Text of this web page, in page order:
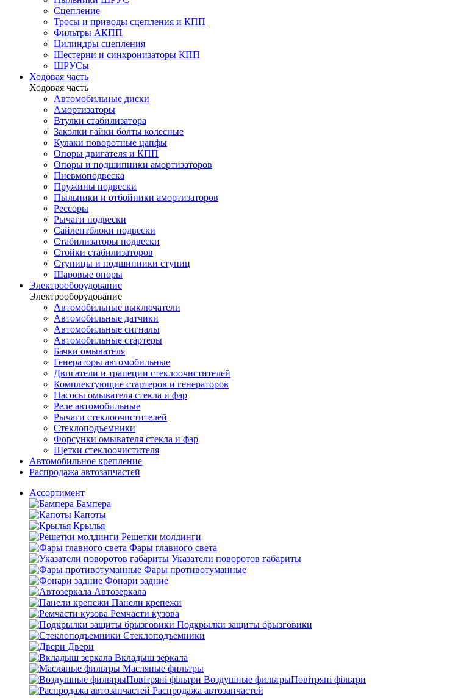
Сцепление
Тросы и приводы сцепления и КПП
Фильтры АКПП
Цилиндры сцепления
Шестерни и синхронизаторы КПП
ШРУСы
Ходовая часть
Ходовая часть
Автомобильные диски
Амортизаторы
Втулки стабилизатора
Заколки гайки болты колесные
Кулаки поворотные цапфы
Опоры двигателя и КПП
Опоры и подшипники амортизаторов
Пневмоподвеска
Пружины подвески
Пыльники и отбойники амортизаторов
Рессоры
Рычаги подвески
Сайлентблоки подвески
Стабилизаторы подвески
Стойки стабилизаторов
Ступицы и подшипники ступиц
Шаровые опоры
Электрооборудование
Электрооборудование
Автомобильные выключатели
Автомобильные датчики
Автомобильные сигналы
Автомобильные стартеры
Бачки омывателя
Генераторы автомобильные
Двигатели и трапеции стеклоочистителей
Комплектующие стартеров и генераторов
Насосы омывателя стекла и фар
Реле автомобильные
Рычаги стеклоочистителей
Стеклоподъемники
Форсунки омывателя стекла и фар
Щетки стеклоочистителя
Автомобильное крепление
Распродажа автозапчастей
Ассортимент
Бампера
Капоты
Крылья
Решетки молдинги
Фары главного света
Указатели поворотов габариты
Фары противотуманные
Фонари задние
Автозеркала
Панели крепежи
Ремчасти кузова
Подкрылки защиты брызговики
Стеклоподъемники
Двери
Вкладыш зеркала
Масляные фильтры
Воздушные фильтрыПовітряні фільтри
Распродажа автозапчастей